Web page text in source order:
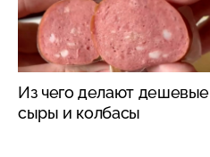
Из чего делают дешевые
сыры и колбасы